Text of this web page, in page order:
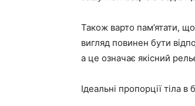
Також варто пам’ятати,
вигляд повинен бути
а це означає якісний
Ідеальні пропорції тіла в